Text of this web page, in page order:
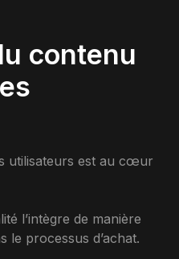
contenu
utilisateurs est au cœur
l’intègre de manière
le processus d’achat.